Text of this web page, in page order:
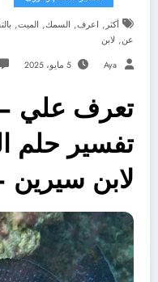
أكثر , اعرف, السمك, الميت,
عن, لابن
Aya 5 مايو، 2025
تعرف علي
تفسير حلم
لابن سيرين